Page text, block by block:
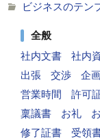
ビジネスのテン
全般
社内文書
社内
出張
交渉 企
営業時間
許可
稟議書
お礼
修了証書
受領